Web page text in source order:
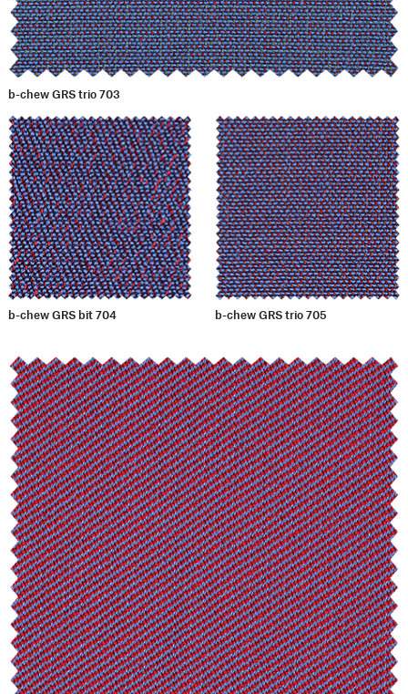
b-chew GRS trio 703
b-chew GRS bit 704 b-chew GRS trio 705